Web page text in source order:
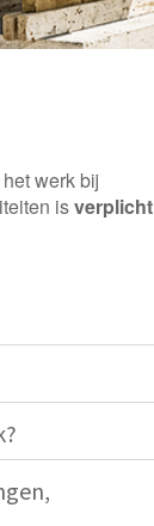
werk bij
isverplicht